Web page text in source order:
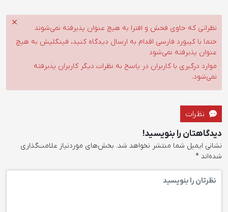
نظراتی که حاوی فحش و افترا به هیچ عنوان پذیرفته نمی‌شوند
حتما با کیبورد فارسی اقدام به ارسال دیدگاه کنید، فینگلیش به هیچ
عنوان پذیرفته نمی‌شود
موارد درگیری با کاربران در پاسخ به نظرات دیگر کاربران پذیرفته
نمی‌شود.
نظرات
دیدگاهتان را بنویسید!
نشانی ایمیل شما منتشر نخواهد شد. بخش‌های موردنیاز علامت‌گذاری
شده‌اند *